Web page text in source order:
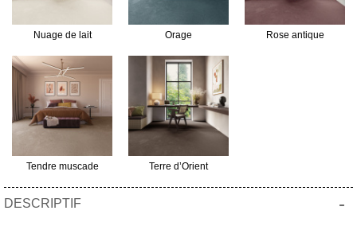
Nuage de lait Orage Rose antique
Tendre muscade Terre d’Orient
DESCRIPTIF -